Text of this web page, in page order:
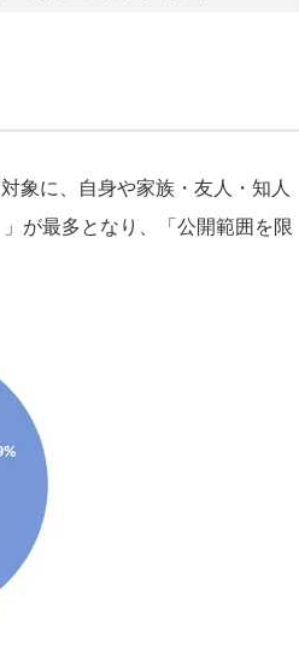
象に、自身や家族・友人・知人
が最多となり、「公開範囲を限